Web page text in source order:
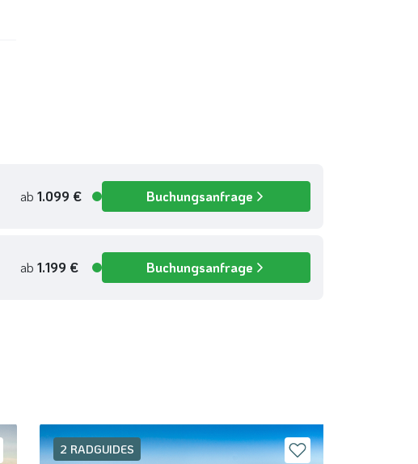
ab 1.099 €
Verfügbar
Buchungsanfrage
ab 1.199 €
Verfügbar
Buchungsanfrage
2 RADGUIDES